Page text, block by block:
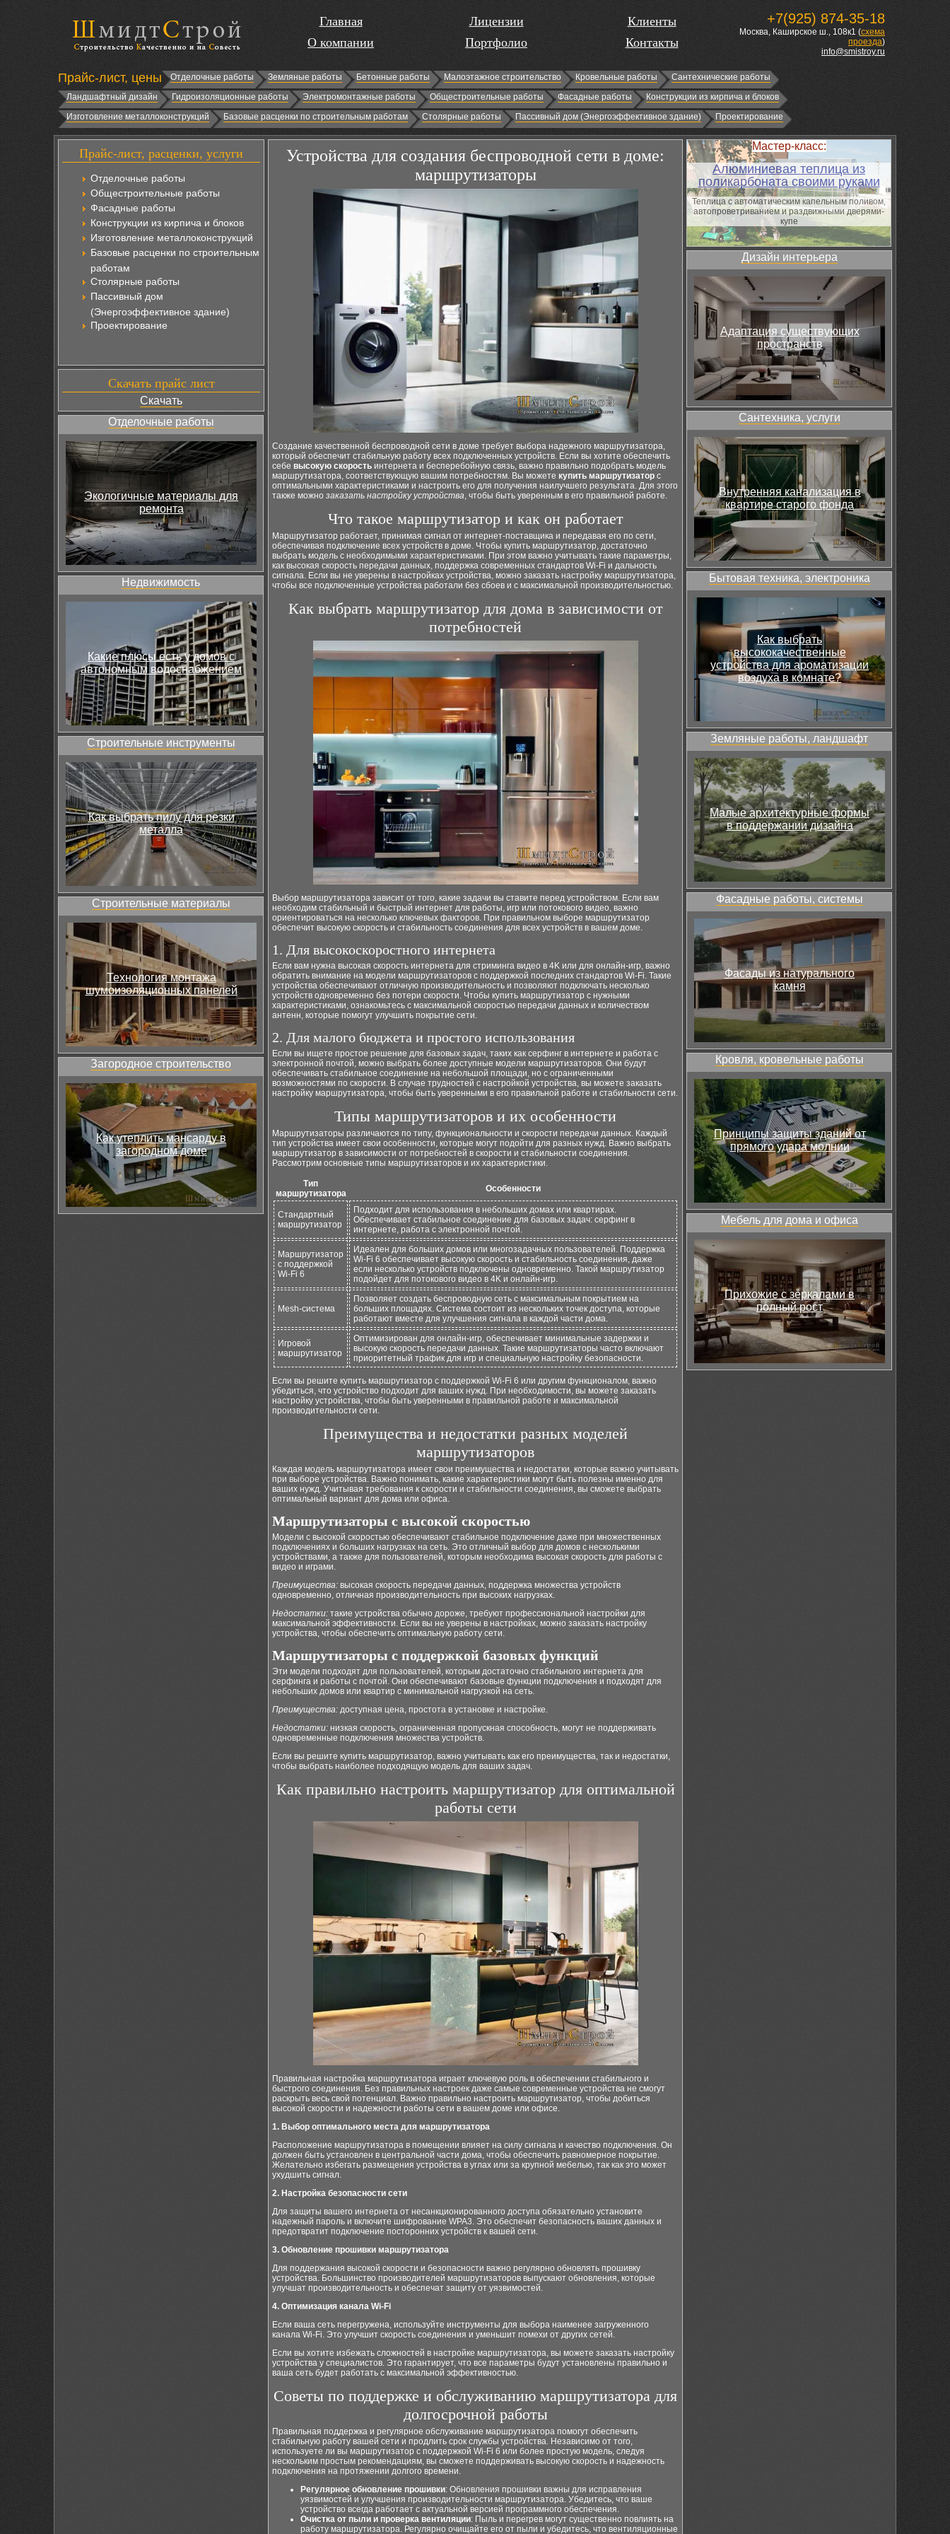
Главная
О компании
Лицензии
Портфолио
Клиенты
Контакты
+7(925) 874-35-18
Москва, Каширское ш., 108к1 (схема
проезда)
info@smistroy.ru
Прайс-лист, цены Отделочные работы Земляные работы Бетонные работы Малоэтажное строительство Кровельные работы
Сантехнические работы
Ландшафтный дизайн
Гидроизоляционные работы Электромонтажные работы Общестроительные работы Фасадные работы
Конструкции из кирпича и блоков
Изготовление металлоконструкций
Базовые расценки по строительным работам Столярные работы Пассивный дом (Энергоэффективное здание) Проектирование
Прайс-лист, расценки, услуги
Отделочные работы
Общестроительные работы
Фасадные работы
Конструкции из кирпича и блоков
Изготовление металлоконструкций
Базовые расценки по строительным
работам
Столярные работы
Пассивный дом
(Энергоэффективное здание)
Проектирование
Скачать прайс лист
Скачать
Отделочные работы
Экологичные материалы для
ремонта
Недвижимость
Какие плюсы есть у домов с
автономным водоснабжением
Строительные инструменты
Как выбрать пилу для резки
металла
Строительные материалы
Технология монтажа
шумоизоляционных панелей
Загородное строительство
Как утеплить мансарду в
загородном доме
Устройства для создания беспроводной сети в доме:
маршрутизаторы
Создание качественной беспроводной сети в доме требует выбора надежного маршрутизатора,
который обеспечит стабильную работу всех подключенных устройств. Если вы хотите обеспечить
себе высокую скорость интернета и бесперебойную связь, важно правильно подобрать модель
маршрутизатора, соответствующую вашим потребностям. Вы можете купить маршрутизатор с
оптимальными характеристиками и настроить его для получения наилучшего результата. Для этого
также можно заказать настройку устройства, чтобы быть уверенным в его правильной работе.
Что такое маршрутизатор и как он работает
Маршрутизатор работает, принимая сигнал от интернет-поставщика и передавая его по сети,
обеспечивая подключение всех устройств в доме. Чтобы купить маршрутизатор, достаточно
выбрать модель с необходимыми характеристиками. При этом важно учитывать такие параметры,
как высокая скорость передачи данных, поддержка современных стандартов Wi-Fi и дальность
сигнала. Если вы не уверены в настройках устройства, можно заказать настройку маршрутизатора,
чтобы все подключенные устройства работали без сбоев и с максимальной производительностью.
Как выбрать маршрутизатор для дома в зависимости от
потребностей
Выбор маршрутизатора зависит от того, какие задачи вы ставите перед устройством. Если вам
необходим стабильный и быстрый интернет для работы, игр или потокового видео, важно
ориентироваться на несколько ключевых факторов. При правильном выборе маршрутизатор
обеспечит высокую скорость и стабильность соединения для всех устройств в вашем доме.
1. Для высокоскоростного интернета
Если вам нужна высокая скорость интернета для стриминга видео в 4K или для онлайн-игр, важно
обратить внимание на модели маршрутизаторов с поддержкой последних стандартов Wi-Fi. Такие
устройства обеспечивают отличную производительность и позволяют подключать несколько
устройств одновременно без потери скорости. Чтобы купить маршрутизатор с нужными
характеристиками, ознакомьтесь с максимальной скоростью передачи данных и количеством
антенн, которые помогут улучшить покрытие сети.
2. Для малого бюджета и простого использования
Если вы ищете простое решение для базовых задач, таких как серфинг в интернете и работа с
электронной почтой, можно выбрать более доступные модели маршрутизаторов. Они будут
обеспечивать стабильное соединение на небольшой площади, но с ограниченными
возможностями по скорости. В случае трудностей с настройкой устройства, вы можете заказать
настройку маршрутизатора, чтобы быть уверенными в его правильной работе и стабильности сети.
Типы маршрутизаторов и их особенности
Маршрутизаторы различаются по типу, функциональности и скорости передачи данных. Каждый
тип устройства имеет свои особенности, которые могут подойти для разных нужд. Важно выбрать
маршрутизатор в зависимости от потребностей в скорости и стабильности соединения.
Рассмотрим основные типы маршрутизаторов и их характеристики.
Тип
маршрутизатора
Особенности
Стандартный
маршрутизатор
Подходит для использования в небольших домах или квартирах.
Обеспечивает стабильное соединение для базовых задач: серфинг в
интернете, работа с электронной почтой.
Маршрутизатор
с поддержкой
Wi-Fi 6
Идеален для больших домов или многозадачных пользователей. Поддержка
Wi-Fi 6 обеспечивает высокую скорость и стабильность соединения, даже
если несколько устройств подключены одновременно. Такой маршрутизатор
подойдет для потокового видео в 4K и онлайн-игр.
Mesh-система
Позволяет создать беспроводную сеть с максимальным покрытием на
больших площадях. Система состоит из нескольких точек доступа, которые
работают вместе для улучшения сигнала в каждой части дома.
Игровой
маршрутизатор
Оптимизирован для онлайн-игр, обеспечивает минимальные задержки и
высокую скорость передачи данных. Такие маршрутизаторы часто включают
приоритетный трафик для игр и специальную настройку безопасности.
Если вы решите купить маршрутизатор с поддержкой Wi-Fi 6 или другим функционалом, важно
убедиться, что устройство подходит для ваших нужд. При необходимости, вы можете заказать
настройку устройства, чтобы быть уверенными в правильной работе и максимальной
производительности сети.
Преимущества и недостатки разных моделей
маршрутизаторов
Каждая модель маршрутизатора имеет свои преимущества и недостатки, которые важно учитывать
при выборе устройства. Важно понимать, какие характеристики могут быть полезны именно для
ваших нужд. Учитывая требования к скорости и стабильности соединения, вы сможете выбрать
оптимальный вариант для дома или офиса.
Маршрутизаторы с высокой скоростью
Модели с высокой скоростью обеспечивают стабильное подключение даже при множественных
подключениях и больших нагрузках на сеть. Это отличный выбор для домов с несколькими
устройствами, а также для пользователей, которым необходима высокая скорость для работы с
видео и играми.
Преимущества: высокая скорость передачи данных, поддержка множества устройств
одновременно, отличная производительность при высоких нагрузках.
Недостатки: такие устройства обычно дороже, требуют профессиональной настройки для
максимальной эффективности. Если вы не уверены в настройках, можно заказать настройку
устройства, чтобы обеспечить оптимальную работу сети.
Маршрутизаторы с поддержкой базовых функций
Эти модели подходят для пользователей, которым достаточно стабильного интернета для
серфинга и работы с почтой. Они обеспечивают базовые функции подключения и подходят для
небольших домов или квартир с минимальной нагрузкой на сеть.
Преимущества: доступная цена, простота в установке и настройке.
Недостатки: низкая скорость, ограниченная пропускная способность, могут не поддерживать
одновременные подключения множества устройств.
Если вы решите купить маршрутизатор, важно учитывать как его преимущества, так и недостатки,
чтобы выбрать наиболее подходящую модель для ваших задач.
Как правильно настроить маршрутизатор для оптимальной
работы сети
Правильная настройка маршрутизатора играет ключевую роль в обеспечении стабильного и
быстрого соединения. Без правильных настроек даже самые современные устройства не смогут
раскрыть весь свой потенциал. Важно правильно настроить маршрутизатор, чтобы добиться
высокой скорости и надежности работы сети в вашем доме или офисе.
1. Выбор оптимального места для маршрутизатора
Расположение маршрутизатора в помещении влияет на силу сигнала и качество подключения. Он
должен быть установлен в центральной части дома, чтобы обеспечить равномерное покрытие.
Желательно избегать размещения устройства в углах или за крупной мебелью, так как это может
ухудшить сигнал.
2. Настройка безопасности сети
Для защиты вашего интернета от несанкционированного доступа обязательно установите
надежный пароль и включите шифрование WPA3. Это обеспечит безопасность ваших данных и
предотвратит подключение посторонних устройств к вашей сети.
3. Обновление прошивки маршрутизатора
Для поддержания высокой скорости и безопасности важно регулярно обновлять прошивку
устройства. Большинство производителей маршрутизаторов выпускают обновления, которые
улучшат производительность и обеспечат защиту от уязвимостей.
4. Оптимизация канала Wi-Fi
Если ваша сеть перегружена, используйте инструменты для выбора наименее загруженного
канала Wi-Fi. Это улучшит скорость соединения и уменьшит помехи от других сетей.
Если вы хотите избежать сложностей в настройке маршрутизатора, вы можете заказать настройку
устройства у специалистов. Это гарантирует, что все параметры будут установлены правильно и
ваша сеть будет работать с максимальной эффективностью.
Советы по поддержке и обслуживанию маршрутизатора для
долгосрочной работы
Правильная поддержка и регулярное обслуживание маршрутизатора помогут обеспечить
стабильную работу вашей сети и продлить срок службы устройства. Независимо от того,
используете ли вы маршрутизатор с поддержкой Wi-Fi 6 или более простую модель, следуя
нескольким простым рекомендациям, вы сможете поддерживать высокую скорость и надежность
подключения на протяжении долгого времени.
Регулярное обновление прошивки: Обновления прошивки важны для исправления
уязвимостей и улучшения производительности маршрутизатора. Убедитесь, что ваше
устройство всегда работает с актуальной версией программного обеспечения.
Очистка от пыли и проверка вентиляции: Пыль и перегрев могут существенно повлиять на
работу маршрутизатора. Регулярно очищайте его от пыли и убедитесь, что вентиляционные
Мастер-класс:
Алюминиевая теплица из
поликарбоната своими руками
Теплица с автоматическим капельным поливом,
автопроветриванием и раздвижными дверями-
купе
Дизайн интерьера
Адаптация существующих
пространств
Сантехника, услуги
Внутренняя канализация в
квартире старого фонда
Бытовая техника, электроника
Как выбрать
высококачественные
устройства для ароматизации
воздуха в комнате?
Земляные работы, ландшафт
Малые архитектурные формы
в поддержании дизайна
Фасадные работы, системы
Фасады из натурального
камня
Кровля, кровельные работы
Принципы защиты зданий от
прямого удара молнии
Мебель для дома и офиса
Прихожие с зеркалами в
полный рост